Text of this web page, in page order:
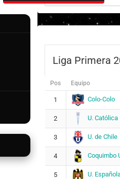
Liga Primera
Pos Equipo
1 Colo-Colo
2 U. Católica
3 U. de Chile
4 Coquimbo
5 U.